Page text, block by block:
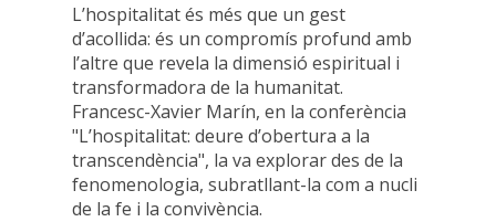
L’hospitalitat és més que un gest
d’acollida: és un compromís profund amb
l’altre que revela la dimensió espiritual i
transformadora de la humanitat.
Francesc-Xavier Marín, en la conferència
"L’hospitalitat: deure d’obertura a la
transcendència", la va explorar des de la
fenomenologia, subratllant-la com a nucli
de la fe i la convivència.